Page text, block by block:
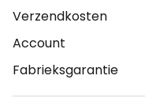
Verzendkosten
Account
Fabrieksgarantie